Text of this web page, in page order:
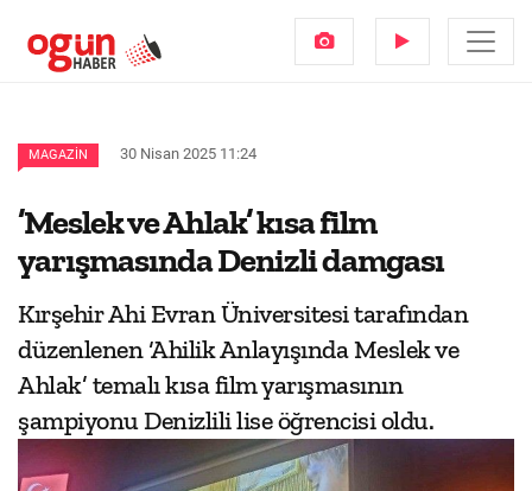
MAGAZIN 30 Nisan 2025 11:24
’Meslek ve Ahlak’ kısa film
yarışmasında Denizli damgası
Kırşehir Ahi Evran Üniversitesi tarafından
düzenlenen ‘Ahilik Anlayışında Meslek ve
Ahlak’ temalı kısa film yarışmasının
şampiyonu Denizlili lise öğrencisi oldu.